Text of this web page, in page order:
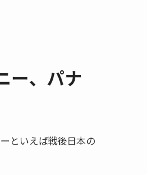
、パナ
えば戦後日本の